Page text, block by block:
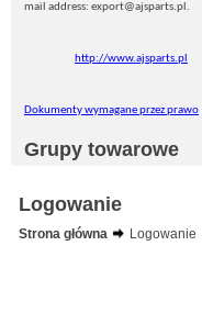
mail address: export@ajsparts.pl.
http://www.ajsparts.pl
Dokumenty wymagane przez prawo
Grupy towarowe
Logowanie
Strona główna
Logowanie